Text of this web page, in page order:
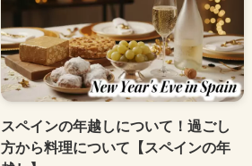
スペインの年越しについて！過ごし
方から料理について【スペインの年